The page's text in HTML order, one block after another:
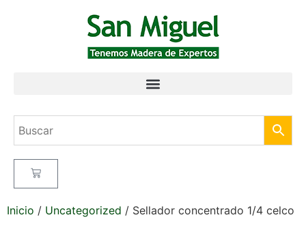
Inicio / Uncategorized / Sellador concentrado 1/4 celco